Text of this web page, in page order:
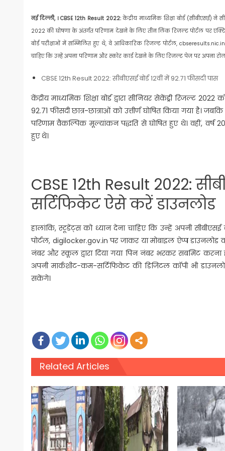
नई दिल्ली, । CBSE 12th Result 2022:केंद्रीय माध्यमिक शिक्षा बोर्ड (सीबीएसई) ने
2022 की घोषणा के अंतर्गत परिणाम देखने के लिए तीन लिंक रिजल्ट पोर्टल पर एक्टिव
बोर्ड परीक्षाओं में सम्मिलित हुए थे, वे आधिकारिक रिजल्ट पोर्टल,
चाहिए कि उन्हें अपना परिणाम और स्कोर कार्ड देखने के लिए रिजल्ट पेज पर अपना
CBSE 12th Result 2022: सीबीएसई बोर्ड 12वीं में 92.71 फीसदी पास
केंद्रीय माध्यमिक शिक्षा बोर्ड द्वारा सीनियर सेकेंड्री रिजल्ट
92.71 फीसदी छात्र-छात्राओं को उत्तीर्ण घोषित किया गया है।
परिणाम वैकल्पिक मूल्यांकन पद्धति से घोषित हुए थे। वहीं, वर्ष
हुए थे।
CBSE 12th Result 2022:
सर्टिफिकेट ऐसे करें डाउनलोड
हालांकि, स्टूडेंट्स को ध्यान देना चाहिए कि उन्हें अपनी
पोर्टल, digilocker.gov.in पर जाकर या मोबाइल ऐप्प
नंबर और स्कूल द्वारा दिया गया पिन नंबर भरकर सबमिट करना
अपनी मार्कशीट-कम-सर्टिफिकेट की डिजिटल कॉपी भी
सकेंगे।
Related Articles